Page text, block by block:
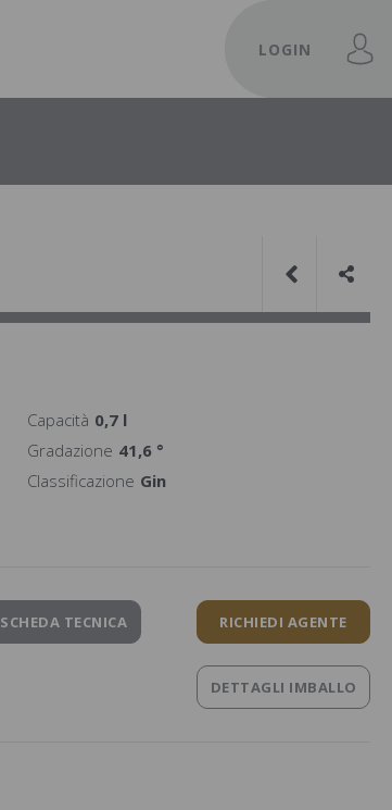
LOGIN
Capacità 0,7 l
Gradazione 41,6 °
Classificazione Gin
SCHEDA TECNICA RICHIEDI AGENTE
DETTAGLI IMBALLO